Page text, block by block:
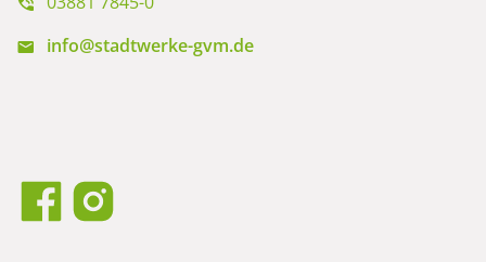
info@stadtwerke-gvm.de